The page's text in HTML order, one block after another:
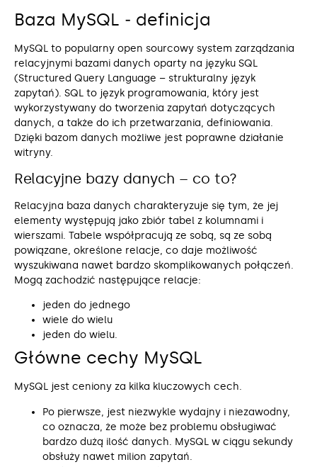
Baza MySQL ‒ definicja
MySQL to popularny open sourcowy system zarządzania
relacyjnymi bazami danych oparty na języku SQL
(Structured Query Language – strukturalny język
zapytań). SQL to język programowania, który jest
wykorzystywany do tworzenia zapytań dotyczących
danych, a także do ich przetwarzania, definiowania.
Dzięki bazom danych możliwe jest poprawne działanie
witryny.
Relacyjne bazy danych – co to?
Relacyjna baza danych charakteryzuje się tym, że jej
elementy występują jako zbiór tabel z kolumnami i
wierszami. Tabele współpracują ze sobą, są ze sobą
powiązane, określone relacje, co daje możliwość
wyszukiwana nawet bardzo skomplikowanych połączeń.
Mogą zachodzić następujące relacje:
jeden do jednego
wiele do wielu
jeden do wielu.
Główne cechy MySQL
MySQL jest ceniony za kilka kluczowych cech.
Po pierwsze, jest niezwykle wydajny i niezawodny,
co oznacza, że może bez problemu obsługiwać
bardzo dużą ilość danych. MySQL w ciągu sekundy
obsłuży nawet milion zapytań.